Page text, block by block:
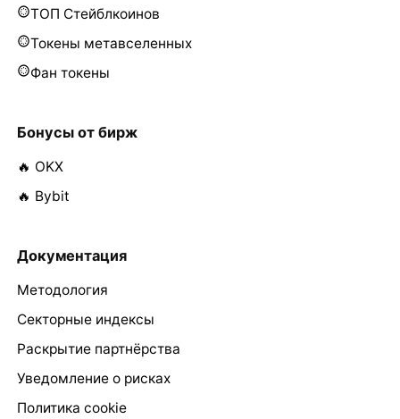
ТОП Стейблкоинов
Токены метавселенных
Фан токены
Бонусы от бирж
🔥 OKX
🔥 Bybit
Документация
Методология
Секторные индексы
Раскрытие партнёрства
Уведомление о рисках
Политика cookie